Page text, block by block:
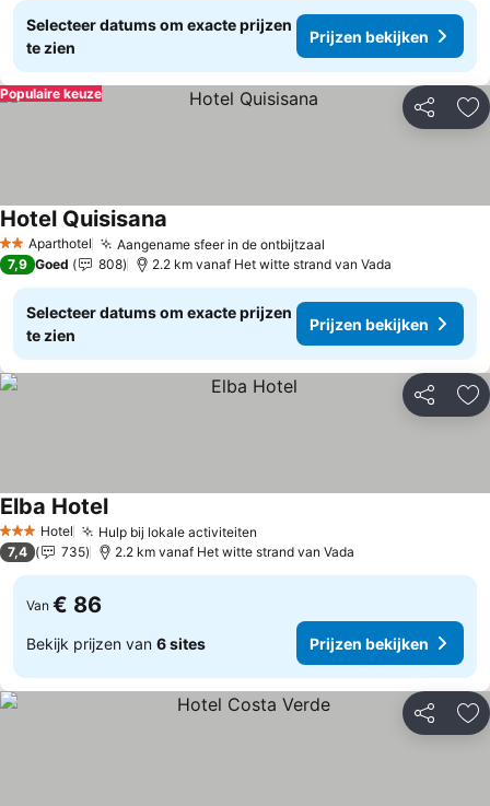
Selecteer datums om exacte prijzen
te zien
Prijzen bekijken
Delen
Populaire keuze
2 SterrenAparthotel Aangename sfeer in de ontbijtzaal
Hotel Quisisana
7,9 Goed 808 2.2 km vanaf Het witte strand van Vada
Selecteer datums om exacte prijzen
te zien
Prijzen bekijken
Delen
3 SterrenHotel Hulp bij lokale activiteiten
Elba Hotel
7,4 735 2.2 km vanaf Het witte strand van Vada
Van € 86
Bekijk prijzen van 6 sites Prijzen bekijken
Delen